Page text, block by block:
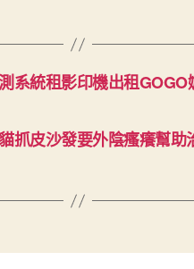
系統租影印機出租GOGO
抓皮沙發要外陰瘙癢幫助